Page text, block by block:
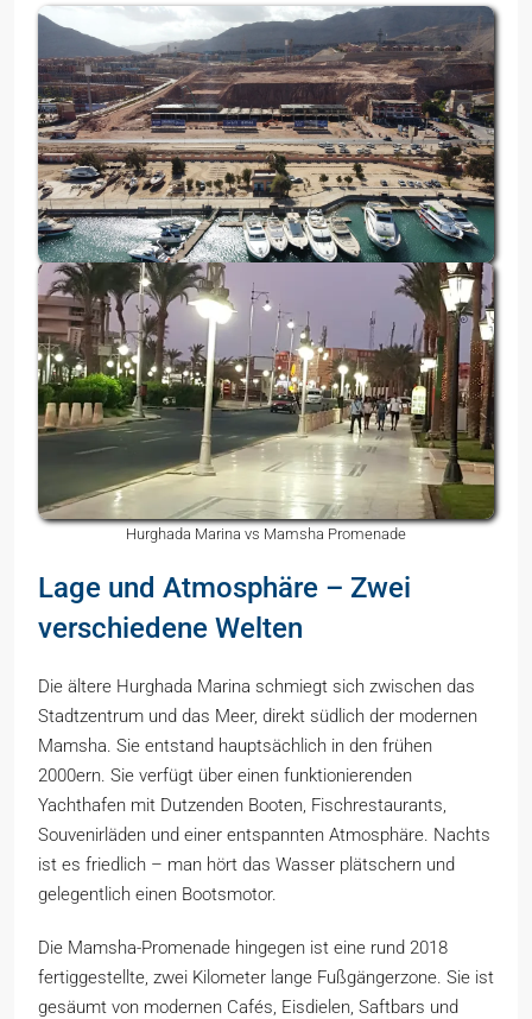
Hurghada Marina vs Mamsha Promenade
Lage und Atmosphäre – Zwei
verschiedene Welten
Die ältere Hurghada Marina schmiegt sich zwischen das
Stadtzentrum und das Meer, direkt südlich der modernen
Mamsha. Sie entstand hauptsächlich in den frühen
2000ern. Sie verfügt über einen funktionierenden
Yachthafen mit Dutzenden Booten, Fischrestaurants,
Souvenirläden und einer entspannten Atmosphäre. Nachts
ist es friedlich – man hört das Wasser plätschern und
gelegentlich einen Bootsmotor.
Die Mamsha-Promenade hingegen ist eine rund 2018
fertiggestellte, zwei Kilometer lange Fußgängerzone. Sie ist
gesäumt von modernen Cafés, Eisdielen, Saftbars und